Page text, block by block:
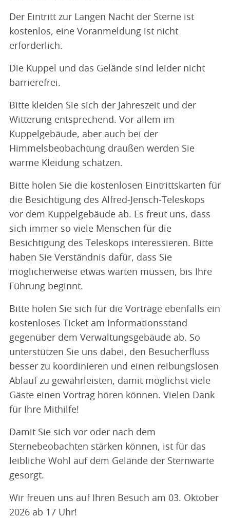
Der Eintritt zur Langen Nacht der Sterne ist
kostenlos, eine Voranmeldung ist nicht
erforderlich.
Die Kuppel und das Gelände sind leider nicht
barrierefrei.
Bitte kleiden Sie sich der Jahreszeit und der
Witterung entsprechend. Vor allem im
Kuppelgebäude, aber auch bei der
Himmelsbeobachtung draußen werden Sie
warme Kleidung schätzen.
Bitte holen Sie die kostenlosen Eintrittskarten für
die Besichtigung des Alfred-Jensch-Teleskops
vor dem Kuppelgebäude ab. Es freut uns, dass
sich immer so viele Menschen für die
Besichtigung des Teleskops interessieren. Bitte
haben Sie Verständnis dafür, dass Sie
möglicherweise etwas warten müssen, bis Ihre
Führung beginnt.
Bitte holen Sie sich für die Vorträge ebenfalls ein
kostenloses Ticket am Informationsstand
gegenüber dem Verwaltungsgebäude ab. So
unterstützen Sie uns dabei, den Besucherfluss
besser zu koordinieren und einen reibungslosen
Ablauf zu gewährleisten, damit möglichst viele
Gäste einen Vortrag hören können. Vielen Dank
für Ihre Mithilfe!
Damit Sie sich vor oder nach dem
Sternebeobachten stärken können, ist für das
leibliche Wohl auf dem Gelände der Sternwarte
gesorgt.
Wir freuen uns auf Ihren Besuch am 03. Oktober
2026 ab 17 Uhr!